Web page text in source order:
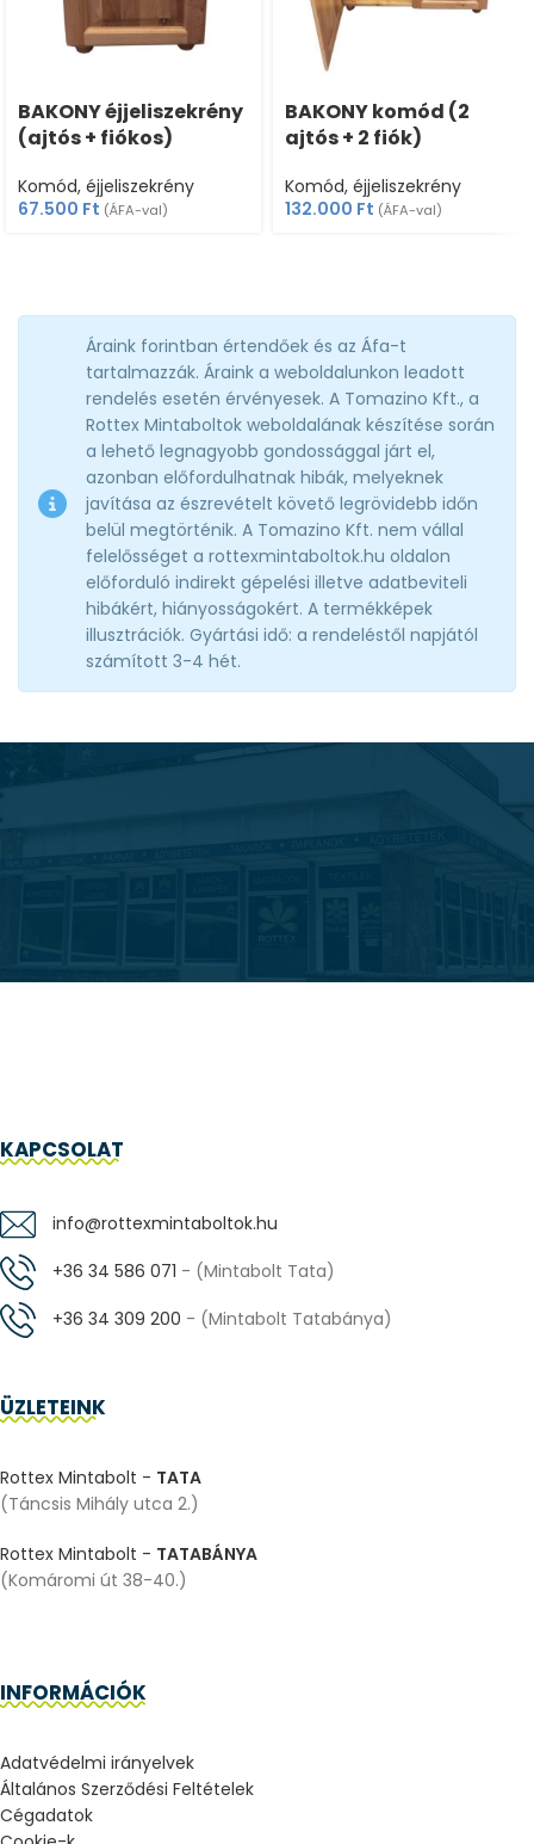
BAKONY éjjeliszekrény
(ajtós + fiókos)
Komód, éjjeliszekrény
67.500 Ft (ÁFA-val)
BAKONY komód (2
ajtós + 2 fiók)
Komód, éjjeliszekrény
132.000 Ft (ÁFA-val)
Áraink forintban értendőek és az Áfa-t
tartalmazzák. Áraink a weboldalunkon leadott
rendelés esetén érvényesek. A Tomazino Kft., a
Rottex Mintaboltok weboldalának készítése során
a lehető legnagyobb gondossággal járt el,
azonban előfordulhatnak hibák, melyeknek
javítása az észrevételt követő legrövidebb időn
belül megtörténik. A Tomazino Kft. nem vállal
felelősséget a rottexmintaboltok.hu oldalon
előforduló indirekt gépelési illetve adatbeviteli
hibákért, hiányosságokért. A termékképek
illusztrációk. Gyártási idő: a rendeléstől napjától
számított 3-4 hét.
KAPCSOLAT
info@rottexmintaboltok.hu
+36 34 586 071 - (Mintabolt Tata)
+36 34 309 200 - (Mintabolt Tatabánya)
ÜZLETEINK
Rottex Mintabolt - TATA
(Táncsis Mihály utca 2.)
Rottex Mintabolt - TATABÁNYA
(Komáromi út 38-40.)
INFORMÁCIÓK
Adatvédelmi irányelvek
Általános Szerződési Feltételek
Cégadatok